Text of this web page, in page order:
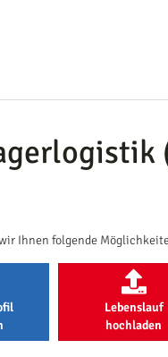
Ihnen folgende
Lebenslauf
hochladen